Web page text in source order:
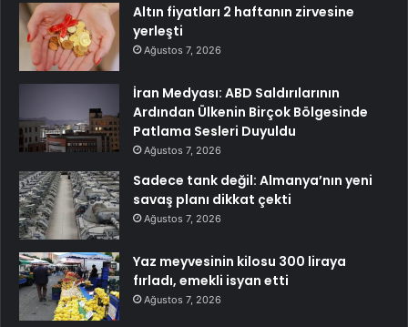
Altın fiyatları 2 haftanın zirvesine
yerleşti
Ağustos 7, 2026
İran Medyası: ABD Saldırılarının
Ardından Ülkenin Birçok Bölgesinde
Patlama Sesleri Duyuldu
Ağustos 7, 2026
Sadece tank değil: Almanya’nın yeni
savaş planı dikkat çekti
Ağustos 7, 2026
Yaz meyvesinin kilosu 300 liraya
fırladı, emekli isyan etti
Ağustos 7, 2026